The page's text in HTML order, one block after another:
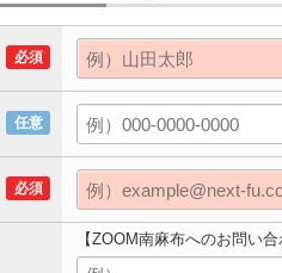
必須
任意
必須
【ZOOM南麻布へのお問い合